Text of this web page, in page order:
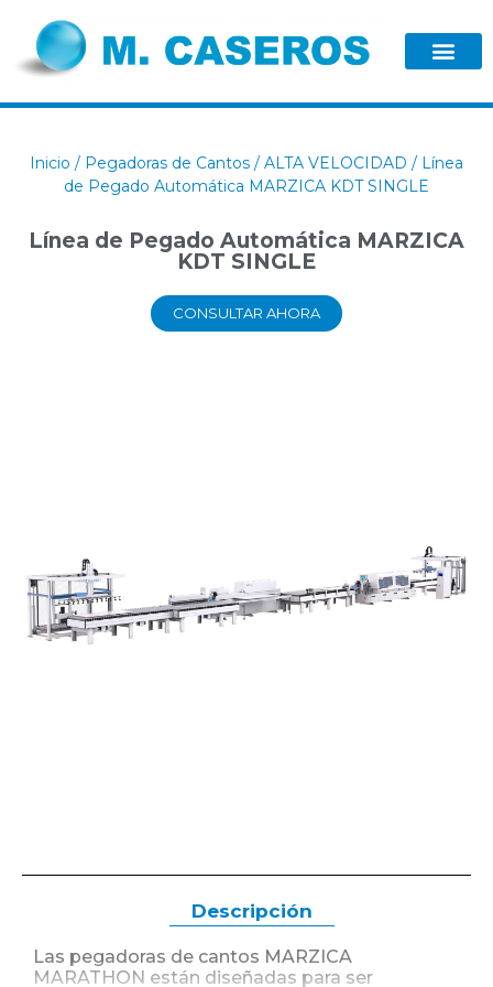
Inicio / Pegadoras de Cantos / ALTA VELOCIDAD / Línea
de Pegado Automática MARZICA KDT SINGLE
Línea de Pegado Automática MARZICA
KDT SINGLE
CONSULTAR AHORA
Descripción
Las pegadoras de cantos MARZICA
MARATHON están diseñadas para ser